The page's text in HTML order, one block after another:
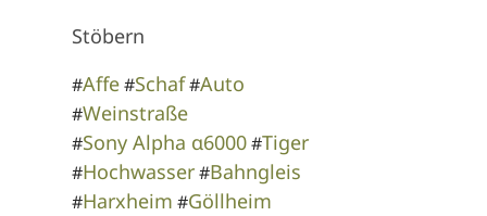
Stöbern
#Affe#Schaf#Auto
#Weinstraße
#Sony Alpha α6000#Tiger
#Hochwasser#Bahngleis
#Harxheim #Göllheim